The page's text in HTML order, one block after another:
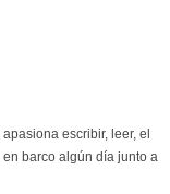
escribir, leer, el
barco algún día junto a